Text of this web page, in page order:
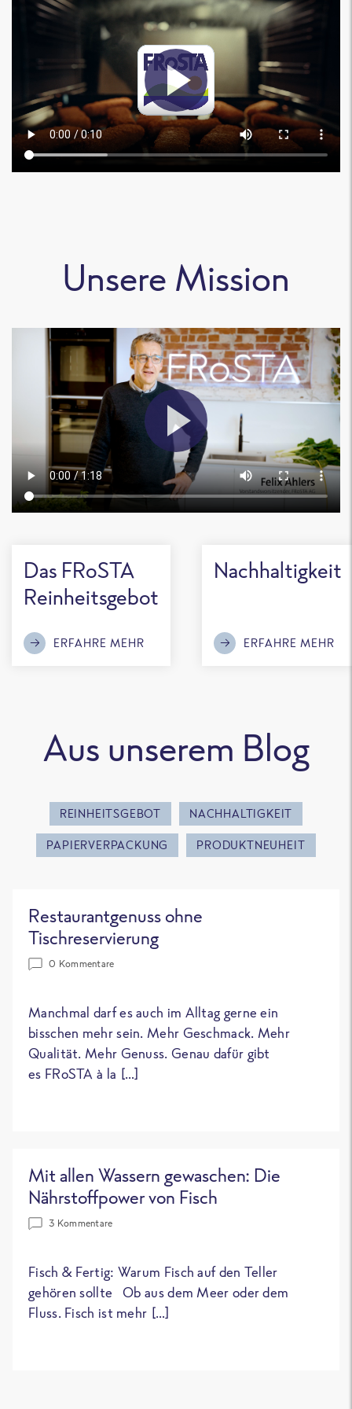
Unsere Mission
Das FRoSTA
Reinheitsgebot
ERFAHRE MEHR
Nachhaltigkeit
ERFAHRE MEHR
Aus unserem Blog
REINHEITSGEBOT NACHHALTIGKEIT
PAPIERVERPACKUNG PRODUKTNEUHEIT
Restaurantgenuss ohne
Tischreservierung
0 Kommentare
Manchmal darf es auch im Alltag gerne ein
bisschen mehr sein. Mehr Geschmack. Mehr
Qualität. Mehr Genuss. Genau dafür gibt
es FRoSTA à la […]
Mit allen Wassern gewaschen: Die
Nährstoffpower von Fisch
3 Kommentare
Fisch & Fertig: Warum Fisch auf den Teller
gehören sollte Ob aus dem Meer oder dem
Fluss. Fisch ist mehr […]